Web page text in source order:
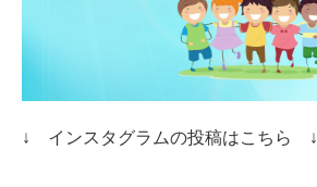
↓ インスタグラムの投稿はこちら ↓